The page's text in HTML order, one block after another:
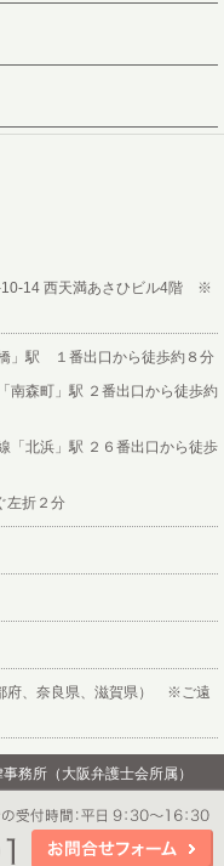
10-14 西天満あさひビル4階 ※
」駅 １番出口から徒歩約８分
南森町」駅 ２番出口から徒歩約
「北浜」駅 ２６番出口から徒歩
左折２分
府、奈良県、滋賀県） ※ご遠
務所（大阪弁護士会所属）